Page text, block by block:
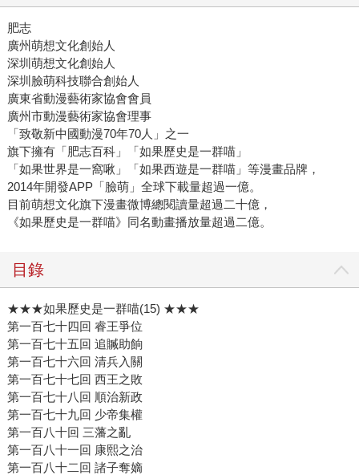
肥志
廣州萌想文化創始人
深圳萌想文化創始人
深圳臉萌科技聯合創始人
廣東省動漫藝術家協會會員
廣州市動漫藝術家協會理事
「致敬新中國動漫70年70人」之一
旗下擁有「肥志百科」「如果歷史是一群喵」
「如果世界是一窩啾」「如果西遊是一群喵」等漫畫品牌，
2014年開發APP「臉萌」全球下載量超過一億。
目前萌想文化旗下漫畫微博總閱讀量超過二十億，
《如果歷史是一群喵》同名動畫播放量超過二億。
目錄
★★★如果歷史是一群喵(15) ★★★
第一百七十四回 睿王爭位
第一百七十五回 追贓助餉
第一百七十六回 清兵入關
第一百七十七回 西王之敗
第一百七十八回 順治新政
第一百七十九回 少帝集權
第一百八十回 三藩之亂
第一百八十一回 康熙之治
第一百八十二回 諸子奪嫡